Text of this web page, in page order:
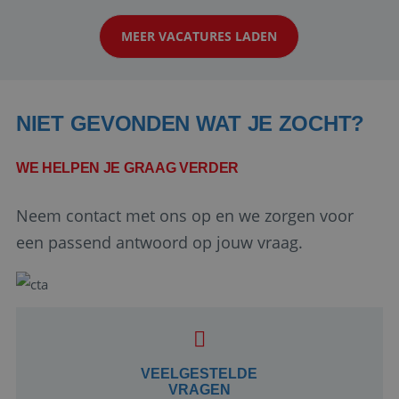
klanten te overtuigen om die droomreis te
boeken! ...
MEER VACATURES LADEN
NIET GEVONDEN WAT JE ZOCHT?
WE HELPEN JE GRAAG VERDER
Neem contact met ons op en we zorgen voor
een passend antwoord op jouw vraag.
VEELGESTELDE
VRAGEN
Google Privacy Policy